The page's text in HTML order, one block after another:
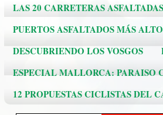
LAS 20 CARRETERAS
PUERTOS ASFALTADOS MÁS
DESCUBRIENDO LOS VOSGOS
ESPECIAL MALLORCA: PARAISO
12 PROPUESTAS CICLISTAS DEL